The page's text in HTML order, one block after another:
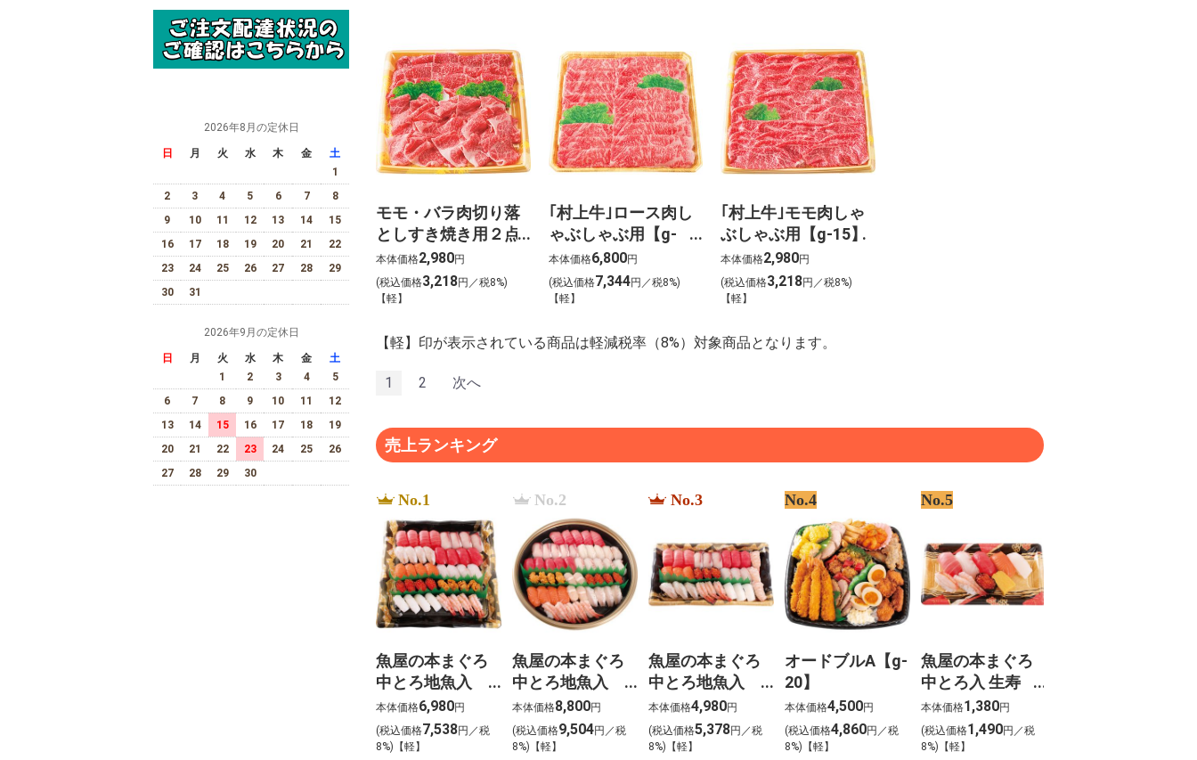
2026年8月の定休日
日 月 火 水 木 金
土
1
2
3 4 5 6 7
8
9
10 11 12 13 14
15
16
17 18 19 20 21
22
23
24 25 26 27 28
29
30
31
2026年9月の定休日
日 月 火 水 木 金
土
1
2 3 4
5
6
7 8 9 10 11
12
13
14 15 16 17 18
19
20
21 22 23 24 25
26
27
28 29 30
モモ・バラ肉切り落
としすき焼き用２点
盛り【g-13】
本体価格2,980円
(税込価格3,218円／税8%)
【軽】
｢村上牛｣ロース肉し
ゃぶしゃぶ用【g-
14】
本体価格6,800円
(税込価格7,344円／税8%)
【軽】
｢村上牛｣モモ肉しゃ
ぶしゃぶ用【g-15】
本体価格2,980円
(税込価格3,218円／税8%)
【軽】
【軽】印が表示されている商品は軽減税率（8%）対象商品となります。
1 2 次へ
売上ランキング
No.1
魚屋の本まぐろ
中とろ地魚入
上生寿司 宴
（うたげ）わさ
び抜き【g-2】
本体価格6,980円
(税込価格7,538円／税
8%)【軽】
No.2
魚屋の本まぐろ
中とろ地魚入
上生寿司 寿
（ことぶき）わ
さび抜き【g-1】
本体価格8,800円
(税込価格9,504円／税
8%)【軽】
No.3
魚屋の本まぐろ
中とろ地魚入
上生寿司 瑞穂
（みずほ）わさ
び抜き【g-3】
本体価格4,980円
(税込価格5,378円／税
8%)【軽】
No.4
オードブルA【g-
20】
本体価格4,500円
(税込価格4,860円／税
8%)【軽】
No.5
魚屋の本まぐろ
中とろ入 生寿
司 華（はな）
わさび抜き【g-
5】
本体価格1,380円
(税込価格1,490円／税
8%)【軽】